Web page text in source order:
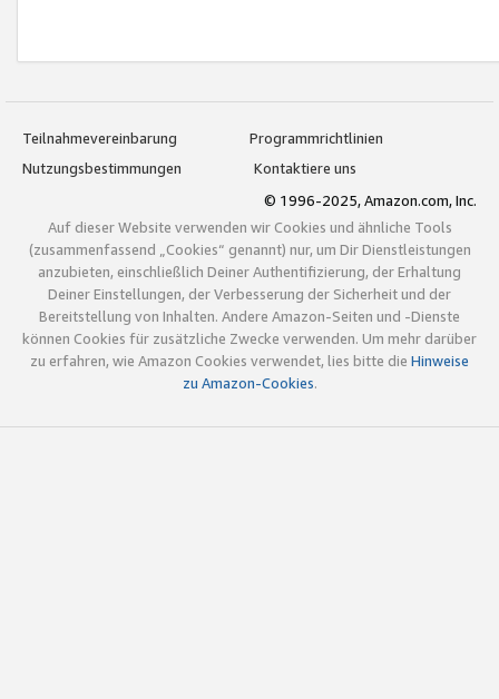
Teilnahmevereinbarung
Programmrichtlinien
Nutzungsbestimmungen
Kontaktiere uns
© 1996-2025, Amazon.com, Inc.
Auf dieser Website verwenden wir Cookies und ähnliche Tools
(zusammenfassend „Cookies“ genannt) nur, um Dir Dienstleistungen
anzubieten, einschließlich Deiner Authentifizierung, der Erhaltung
Deiner Einstellungen, der Verbesserung der Sicherheit und der
Bereitstellung von Inhalten. Andere Amazon-Seiten und -Dienste
können Cookies für zusätzliche Zwecke verwenden. Um mehr darüber
zu erfahren, wie Amazon Cookies verwendet, lies bitte die Hinweise
zu Amazon-Cookies.